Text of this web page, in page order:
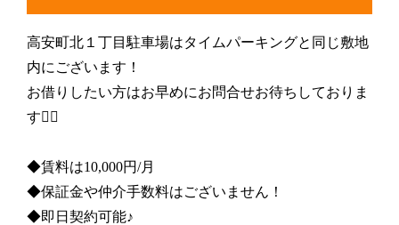
高安町北１丁目駐車場はタイムパーキングと同じ敷地
内にございます！
お借りしたい方はお早めにお問合せお待ちしておりま
す💁‍♀️
◆賃料は10,000円/月
◆保証金や仲介手数料はございません！
◆即日契約可能♪